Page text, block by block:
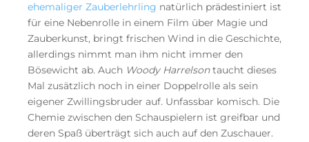
ehemaliger Zauberlehrling natürlich prädestiniert ist
für eine Nebenrolle in einem Film über Magie und
Zauberkunst, bringt frischen Wind in die Geschichte,
allerdings nimmt man ihm nicht immer den
Bösewicht ab. Auch Woody Harrelsontaucht dieses
Mal zusätzlich noch in einer Doppelrolle als sein
eigener Zwillingsbruder auf. Unfassbar komisch. Die
Chemie zwischen den Schauspielern ist greifbar und
deren Spaß überträgt sich auch auf den Zuschauer.